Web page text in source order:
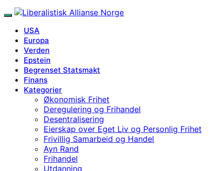
USA
Europa
Verden
Epstein
Begrenset Statsmakt
Finans
Kategorier
Økonomisk Frihet
Deregulering og Frihandel
Desentralisering
Eierskap over Eget Liv og Personlig Frihet
Frivillig Samarbeid og Handel
Ayn Rand
Frihandel
Utdanning